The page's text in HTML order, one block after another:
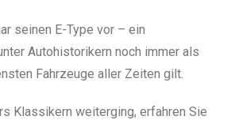
seinen E-Type vor – ein
Autohistorikern noch immer als
Fahrzeuge aller Zeiten gilt.
Klassikern weiterging, erfahren Sie